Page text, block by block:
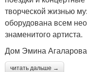
творческой жизнью
оборудована всем
знаменитого артиста.
Дом Эмина Агаларова
читать дальше →